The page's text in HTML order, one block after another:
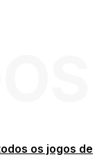
os jogos de